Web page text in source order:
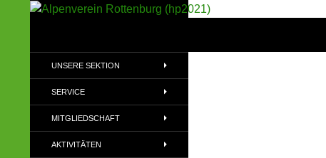
(DAV)
UNSERE SEKTION
SERVICE
MITGLIEDSCHAFT
AKTIVITÄTEN